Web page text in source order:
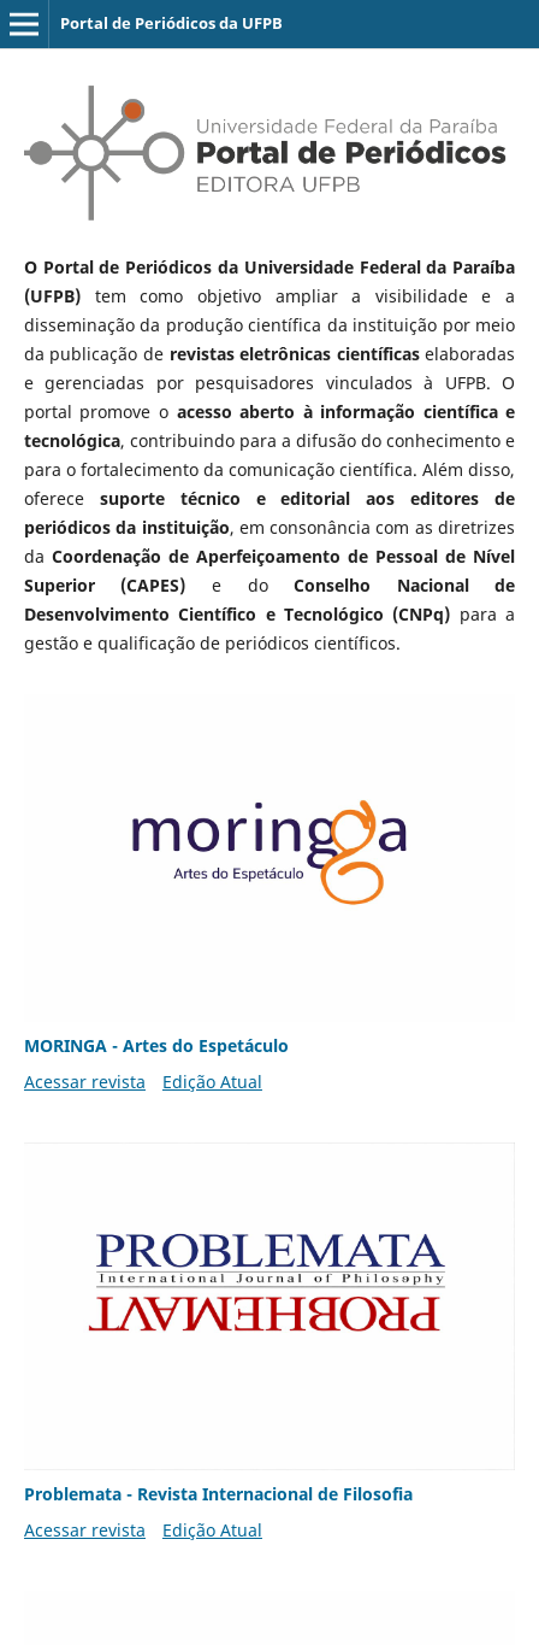
Portal de Periódicos da UFPB
O Portal de Periódicos da Universidade Federal da Paraíba
(UFPB)tem como objetivo ampliar a visibilidade e a
disseminação da produção científica da instituição por meio
da publicação de revistas eletrônicas científicaselaboradas
e gerenciadas por pesquisadores vinculados à UFPB. O
portal promove o acesso aberto à informação científica e
tecnológica, contribuindo para a difusão do conhecimento e
para o fortalecimento da comunicação científica. Além disso,
oferece suporte técnico e editorial aos editores de
periódicos da instituição, em consonância com as diretrizes
da Coordenação de Aperfeiçoamento de Pessoal de Nível
Superior (CAPES) e doConselho Nacional de
Desenvolvimento Científico e Tecnológico (CNPq) para a
gestão e qualificação de periódicos científicos.
MORINGA - Artes do Espetáculo
Acessar revista
Edição Atual
Problemata - Revista Internacional de Filosofia
Acessar revista
Edição Atual